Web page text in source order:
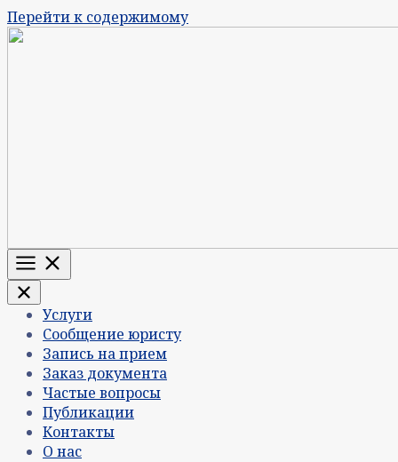
Перейти к содержимому
Меню
Услуги
Сообщение юристу
Запись на прием
Заказ документа
Частые вопросы
Публикации
Контакты
О нас